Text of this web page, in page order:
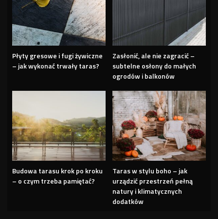
Płyty gresowe i fugi żywiczne
– jak wykonać trwały taras?
Zasłonić, ale nie zagracić –
subtelne osłony do małych
ogrodów i balkonów
Budowa tarasu krok po kroku
– o czym trzeba pamiętać?
Taras w stylu boho – jak
urządzić przestrzeń pełną
natury i klimatycznych
dodatków